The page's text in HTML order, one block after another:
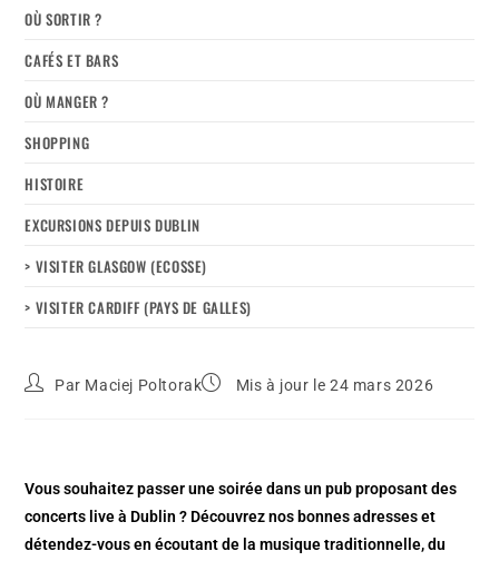
OÙ SORTIR ?
CAFÉS ET BARS
OÙ MANGER ?
SHOPPING
HISTOIRE
EXCURSIONS DEPUIS DUBLIN
> VISITER GLASGOW (ECOSSE)
> VISITER CARDIFF (PAYS DE GALLES)
Par Maciej Poltorak Mis à jour le 24 mars 2026
Vous souhaitez passer une soirée dans un pub proposant des
concerts live à Dublin ? Découvrez nos bonnes adresses et
détendez-vous en écoutant de la musique traditionnelle, du